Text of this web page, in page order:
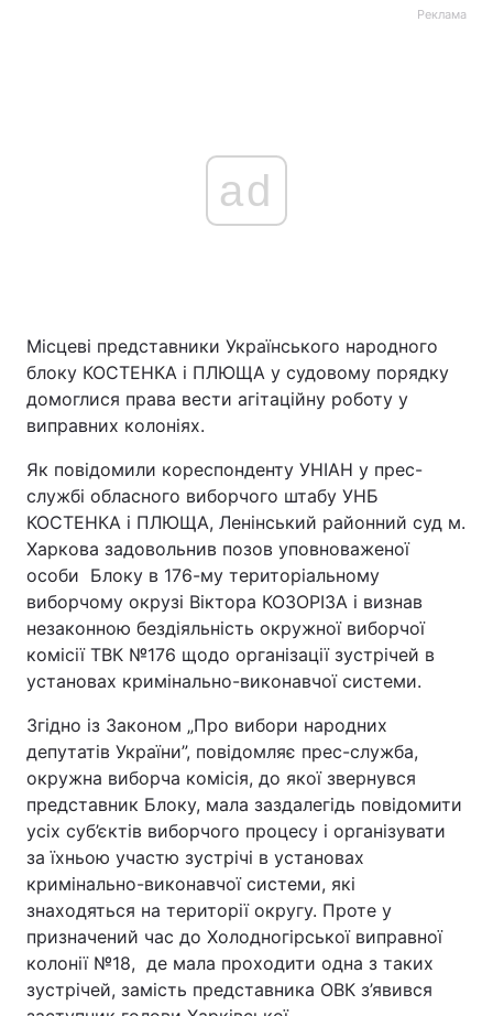
Реклама
ad
Місцеві представники Українського народного
блоку КОСТЕНКА і ПЛЮЩА у судовому порядку
домоглися права вести агітаційну роботу у
виправних колоніях.
Як повідомили кореспонденту УНІАН у прес-
службі обласного виборчого штабу УНБ
КОСТЕНКА і ПЛЮЩА, Ленінський районний суд м.
Харкова задовольнив позов уповноваженої
особи Блоку в 176-му територіальному
виборчому окрузі Віктора КОЗОРІЗА і визнав
незаконною бездіяльність окружної виборчої
комісії ТВК №176 щодо організації зустрічей в
установах кримінально-виконавчої системи.
Згідно із Законом „Про вибори народних
депутатів України”, повідомляє прес-служба,
окружна виборча комісія, до якої звернувся
представник Блоку, мала заздалегідь повідомити
усіх суб’єктів виборчого процесу і організувати
за їхньою участю зустрічі в установах
кримінально-виконавчої системи, які
знаходяться на території округу. Проте у
призначений час до Холодногірської виправної
колонії №18, де мала проходити одна з таких
зустрічей, замість представника ОВК з’явився